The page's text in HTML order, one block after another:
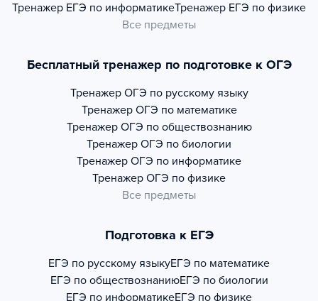
Тренажер ЕГЭ по информатикеТренажер ЕГЭ по физике
Все предметы
Бесплатный тренажер по подготовке к ОГЭ
Тренажер ОГЭ по русскому языку
Тренажер ОГЭ по математике
Тренажер ОГЭ по обществознанию
Тренажер ОГЭ по биологии
Тренажер ОГЭ по информатике
Тренажер ОГЭ по физике
Все предметы
Подготовка к ЕГЭ
ЕГЭ по русскому языкуЕГЭ по математике
ЕГЭ по обществознаниюЕГЭ по биологии
ЕГЭ по информатикеЕГЭ по физике